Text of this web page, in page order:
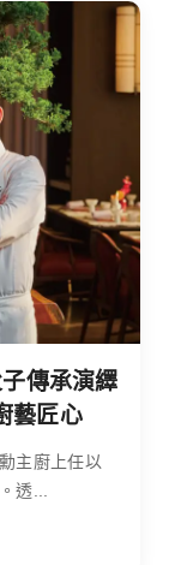
傳承演繹
藝匠心
主廚上任以
透...